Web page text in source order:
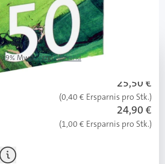
Mwst.,zzgl.Versand
25,50 €
(0,40 € Ersparnis pro Stk.)
24,90 €
(1,00 € Ersparnis pro Stk.)